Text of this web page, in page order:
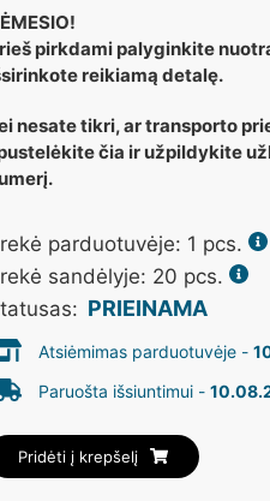
pirkdami palyginkite
reikiamą detalę.
nesate tikri, ar transporto
čia ir užpildykite
parduotuvėje: 1 pcs.
sandėlyje: 20 pcs.
PRIEINAMA
Atsiėmimas parduotuvėje -
Paruošta išsiuntimui -
Pridėti į krepšelį